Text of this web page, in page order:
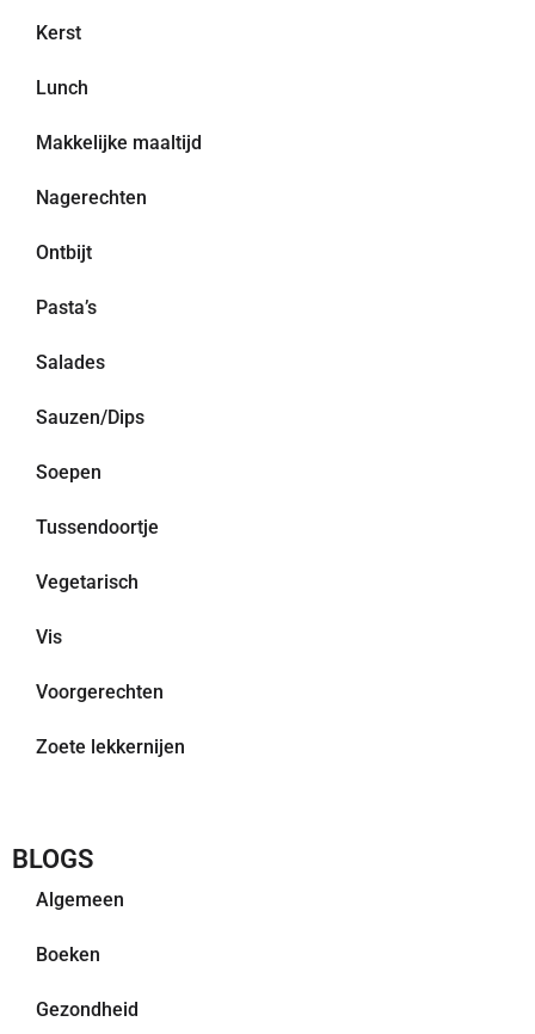
Kerst
Lunch
Makkelijke maaltijd
Nagerechten
Ontbijt
Pasta’s
Salades
Sauzen/Dips
Soepen
Tussendoortje
Vegetarisch
Vis
Voorgerechten
Zoete lekkernijen
BLOGS
Algemeen
Boeken
Gezondheid